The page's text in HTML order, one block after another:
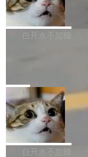
样的次旗舰。
Z Flip8三款折叠屏新
部搭载骁龙8 Elite
ltaDB 的核心思路直
眼的位置：「
mits」——软件是在
是把这段空隙补上。
aDB 捕获 commit 之
SpaceXAI 单季资
根据风险投资人
析）披露的最新分析
微软同期总资本开支
bet、微软以及 Meta
ceXAI的资金消耗速
撑庞大支出的资金来
貌。数据显示，微软
白开水不加糖
一个在终端里运行
1.2，驱动这个 agent
你可以用 curl -fsSL
sh | bash 安装一个
代码、验证结果的
局
美团开源
准 AI 能力认知
机器出题的前提，
构建流程可以分为
白开水不加糖